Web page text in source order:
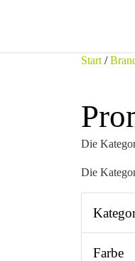
Start /
Die
Die
Farbe